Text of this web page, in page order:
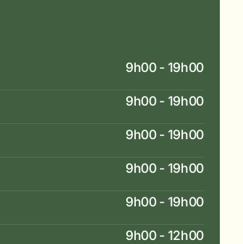
9h00 - 19h00
9h00 - 19h00
9h00 - 19h00
9h00 - 19h00
9h00 - 19h00
9h00 - 12h00